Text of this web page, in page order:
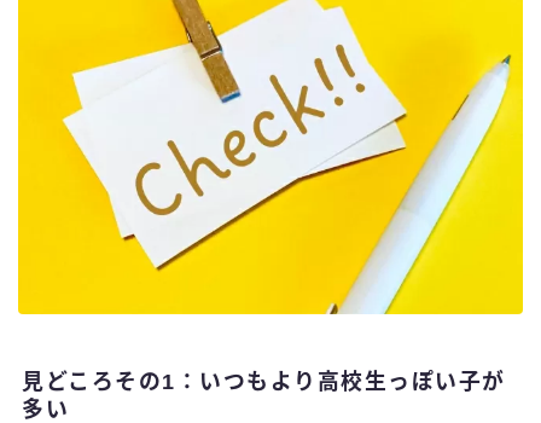
見どころその1：いつもより高校生っぽい子が
多い